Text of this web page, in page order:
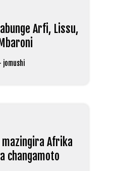
Arfi, Lissu,
jomushi
Afrika
changamoto